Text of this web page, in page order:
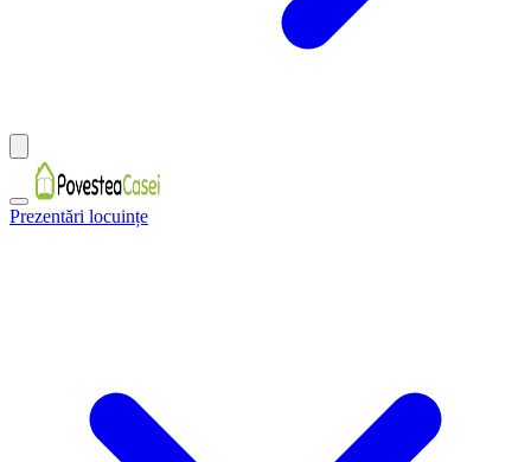
Prezentări locuințe